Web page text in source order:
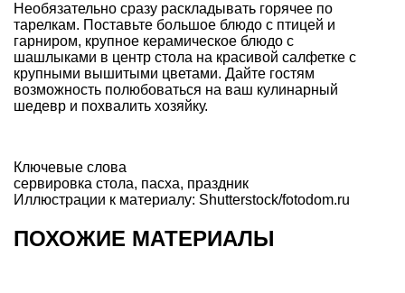
Необязательно сразу раскладывать горячее по
тарелкам. Поставьте большое блюдо с птицей и
гарниром, крупное керамическое блюдо с
шашлыками в центр стола на красивой салфетке с
крупными вышитыми цветами. Дайте гостям
возможность полюбоваться на ваш кулинарный
шедевр и похвалить хозяйку.
Ключевые слова
сервировка стола, пасха, праздник
Иллюстрации к материалу: Shutterstock/fotodom.ru
ПОХОЖИЕ МАТЕРИАЛЫ